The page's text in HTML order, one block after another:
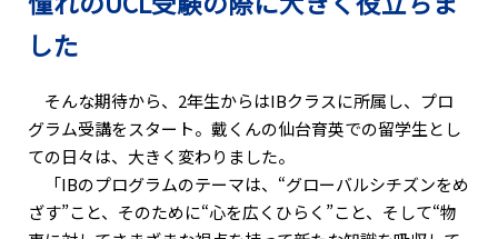
した
そんな期待から、2年生からはIBクラスに所属し、プロ
グラム受講をスタート。戴くんの仙台育英での留学生とし
ての日々は、大きく変わりました。
「IBのプログラムのテーマは、“グローバルシチズンをめ
ざす”こと、そのために“心を広くひらく”こと、そして“物